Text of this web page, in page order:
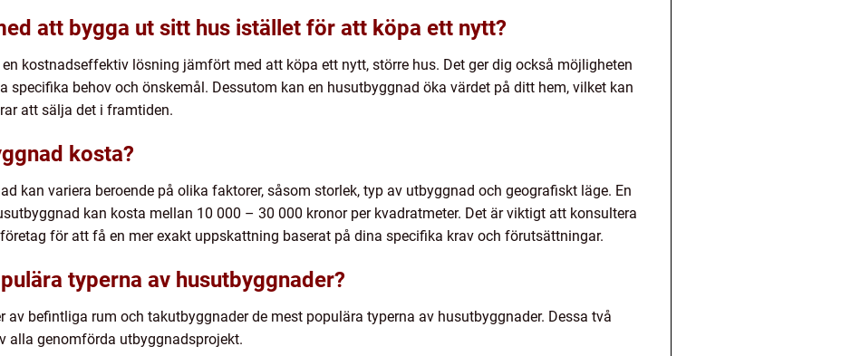
att bygga ut sitt hus istället för att köpa ett nytt?
kostnadseffektiv lösning jämfört med att köpa ett nytt, större hus. Det ger dig också möjligheten
specifika behov och önskemål. Dessutom kan en husutbyggnad öka värdet på ditt hem, vilket kan
att sälja det i framtiden.
kosta?
kan variera beroende på olika faktorer, såsom storlek, typ av utbyggnad och geografiskt läge. En
kan kosta mellan 10 000 – 30 000 kronor per kvadratmeter. Det är viktigt att konsultera
för att få en mer exakt uppskattning baserat på dina specifika krav och förutsättningar.
typerna av husutbyggnader?
av befintliga rum och takutbyggnader de mest populära typerna av husutbyggnader. Dessa två
alla genomförda utbyggnadsprojekt.